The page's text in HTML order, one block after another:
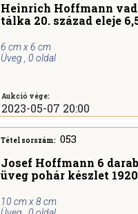
Heinrich Hoffmann
tálka 20. század eleje
6 cm x 6 cm
Üveg , 0 oldal
Aukció vége:
2023-05-07 20:00
Tétel sorszám: 053
Josef Hoffmann 6
üveg pohár készlet 1920
10 cm x 8 cm